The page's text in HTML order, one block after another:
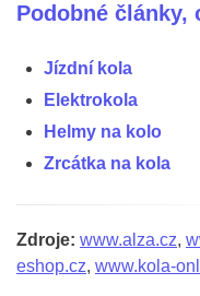
Podobné články,
Jízdní kola
Elektrokola
Helmy na kolo
Zrcátka na kola
Zdroje: www.alza.cz,
eshop.cz, www.kola-